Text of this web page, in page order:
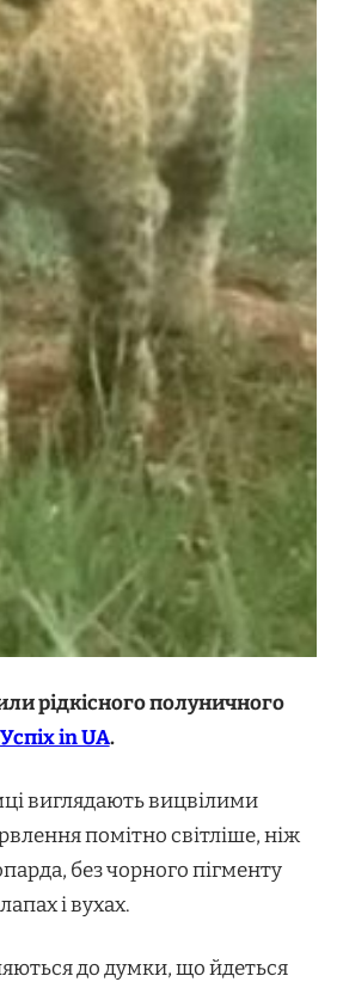
рідкісного полуничного
Успіх in UA.
виглядають вицвілими
помітно світліше, ніж
без чорного пігменту
і вухах.
до думки, що йдеться